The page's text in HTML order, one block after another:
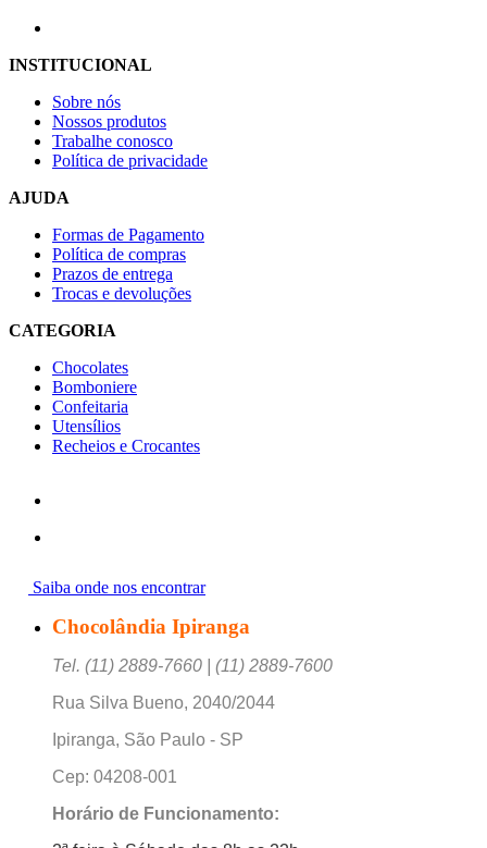
INSTITUCIONAL
Sobre nós
Nossos produtos
Trabalhe conosco
Política de privacidade
AJUDA
Formas de Pagamento
Política de compras
Prazos de entrega
Trocas e devoluções
CATEGORIA
Chocolates
Bomboniere
Confeitaria
Utensílios
Recheios e Crocantes
Saiba onde nos encontrar
Chocolândia Ipiranga
Tel. (11) 2889-7660 | (11) 2889-7600
Rua Silva Bueno, 2040/2044
Ipiranga, São Paulo - SP
Cep: 04208-001
Horário de Funcionamento: